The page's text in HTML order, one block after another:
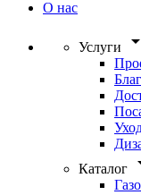
О нас
Услуги arrow_drop_down
Каталог